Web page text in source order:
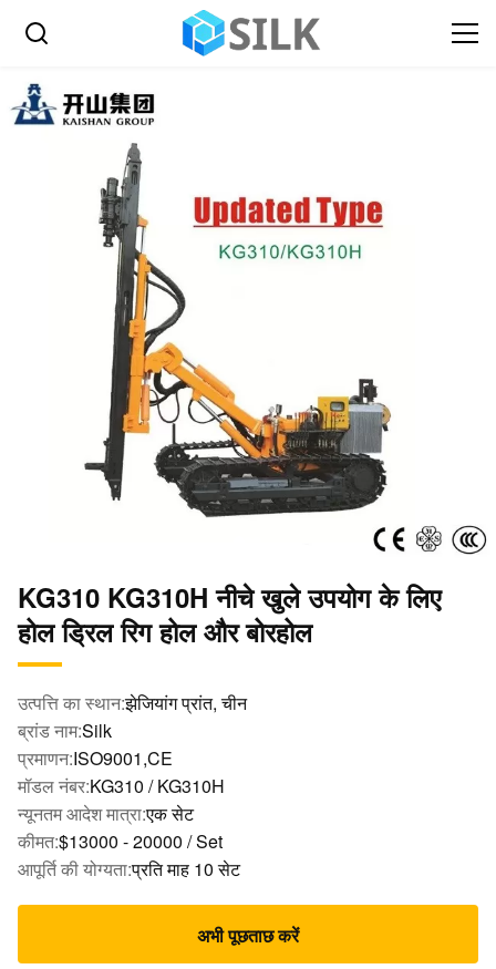
KG310 KG310H नीचे खुले उपयोग के लिए
होल ड्रिल रिग होल और बोरहोल
उत्पत्ति का स्थान:झेजियांग प्रांत, चीन
ब्रांड नाम:Silk
प्रमाणन:ISO9001,CE
मॉडल नंबर:KG310 / KG310H
न्यूनतम आदेश मात्रा:एक सेट
कीमत:$13000 - 20000 / Set
आपूर्ति की योग्यता:प्रति माह 10 सेट
अभी पूछताछ करें